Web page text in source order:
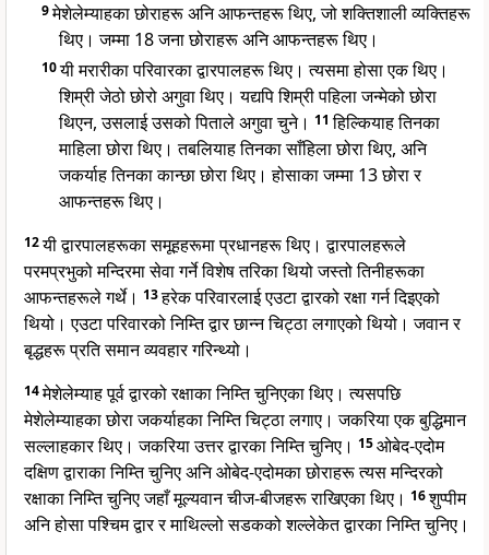
9मेशेलेम्याहका छोराहरू अनि आफन्तहरू थिए, जो शक्तिशाली व्यक्तिहरू
थिए। जम्मा 18 जना छोराहरू अनि आफन्तहरू थिए।
10यी मरारीका परिवारका द्वारपालहरू थिए। त्यसमा होसा एक थिए।
शिम्री जेठो छोरो अगुवा थिए। यद्यपि शिम्री पहिला जन्मेको छोरा
थिएन, उसलाई उसको पिताले अगुवा चुने। 11हिल्कियाह तिनका
माहिला छोरा थिए। तबलियाह तिनका साँहिला छोरा थिए, अनि
जकर्याह तिनका कान्छा छोरा थिए। होसाका जम्मा 13 छोरा र
आफन्तहरू थिए।
12यी द्वारपालहरूका समूहहरूमा प्रधानहरू थिए। द्वारपालहरूले
परमप्रभुको मन्दिरमा सेवा गर्ने विशेष तरिका थियो जस्तो तिनीहरूका
आफन्तहरूले गर्थे। 13हरेक परिवारलाई एउटा द्वारको रक्षा गर्न दिइएको
थियो। एउटा परिवारको निम्ति द्वार छान्न चिट्ठा लगाएको थियो। जवान र
बृद्धहरू प्रति समान व्यवहार गरिन्थ्यो।
14मेशेलेम्याह पूर्व द्वारको रक्षाका निम्ति चुनिएका थिए। त्यसपछि
मेशेलेम्याहका छोरा जकर्याहका निम्ति चिट्ठा लगाए। जकरिया एक बुद्धिमान
सल्लाहकार थिए। जकरिया उत्तर द्वारका निम्ति चुनिए। 15ओबेद-एदोम
दक्षिण द्वाराका निम्ति चुनिए अनि ओबेद-एदोमका छोराहरू त्यस मन्दिरको
रक्षाका निम्ति चुनिए जहाँ मूल्यवान चीज-बीजहरू राखिएका थिए। 16शुप्पीम
अनि होसा पश्चिम द्वार र माथिल्लो सडकको शल्लेकेत द्वारका निम्ति चुनिए।